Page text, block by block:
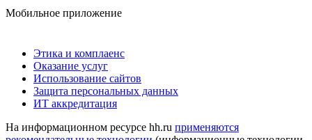
Мобильное приложение
Этика и комплаенс
Оказание услуг
Использование сайтов
Защита персональных данных
ИТ аккредитация
На информационном ресурсе hh.ru применяются